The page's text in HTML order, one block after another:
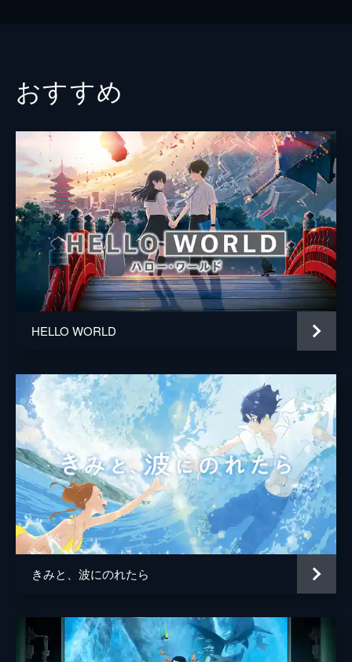
宗像羊朗 松本白鸚
監督 新海誠
脚本 新海誠
原作 新海誠
音楽 RADWIMPS
陣内一真
アニメーション制作 コミックス・ウェーブ・フィルム
おすすめ
HELLO WORLD
きみと、波にのれたら